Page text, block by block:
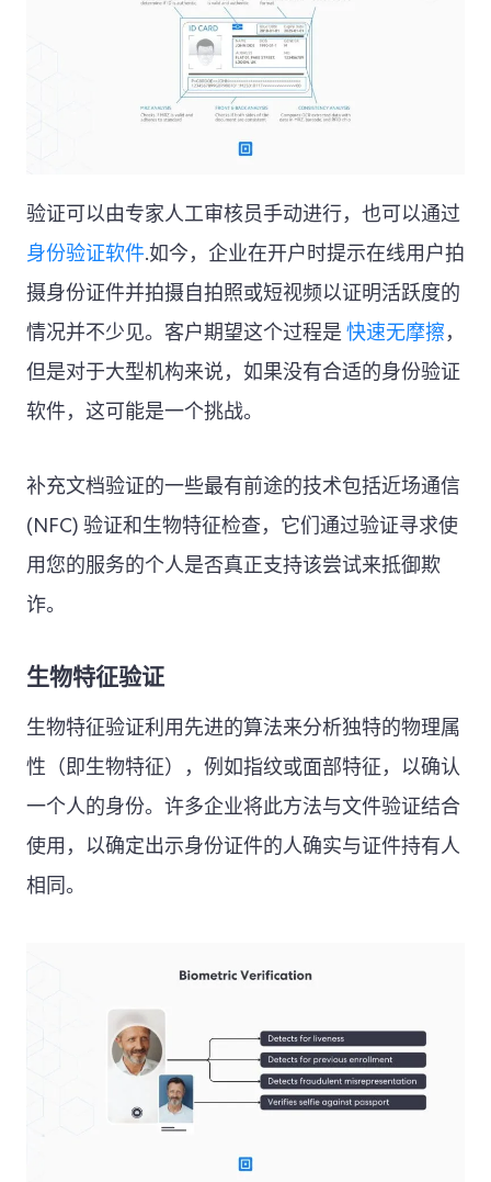
验证可以由专家人工审核员手动进行，也可以通过
身份验证软件.如今，企业在开户时提示在线用户拍
摄身份证件并拍摄自拍照或短视频以证明活跃度的
情况并不少见。客户期望这个过程是 快速无摩擦 ，
但是对于大型机构来说，如果没有合适的身份验证
软件，这可能是一个挑战。
补充文档验证的一些最有前途的技术包括近场通信
(NFC) 验证和生物特征检查，它们通过验证寻求使
用您的服务的个人是否真正支持该尝试来抵御欺
诈。
生物特征验证
生物特征验证利用先进的算法来分析独特的物理属
性（即生物特征），例如指纹或面部特征，以确认
一个人的身份。许多企业将此方法与文件验证结合
使用，以确定出示身份证件的人确实与证件持有人
相同。